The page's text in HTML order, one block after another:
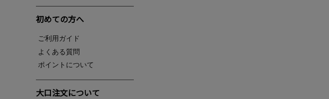
初めての方へ
ご利用ガイド
よくある質問
ポイントについて
大口注文について